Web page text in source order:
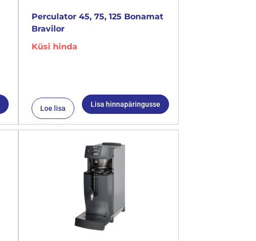
Perculator 45, 75, 125 Bonamat
Bravilor
Küsi hinda
Loe lisa Lisa hinnapäringusse